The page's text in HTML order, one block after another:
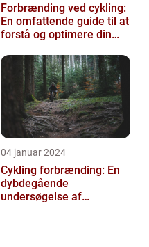
Forbrænding ved cykling:
En omfattende guide til at
forstå og optimere din
04 januar 2024
Cykling forbrænding: En
dybdegående
undersøgelse af